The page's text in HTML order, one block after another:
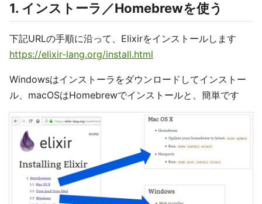
1. インストーラ／Homebrewを使う
下記URLの手順に沿って、Elixirをインストールします
https://elixir-lang.org/install.html
Windowsはインストーラをダウンロードしてインストー
ル、macOSはHomebrewでインストールと、簡単です